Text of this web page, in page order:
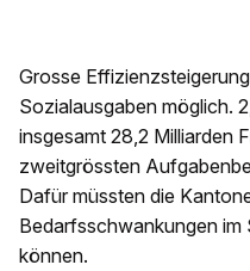
Grosse
Sozialausgaben möglich.
insgesamt 28,2 Milliarden
zweitgrössten
Dafür müssten die
Bedarfsschwankungen im
können.